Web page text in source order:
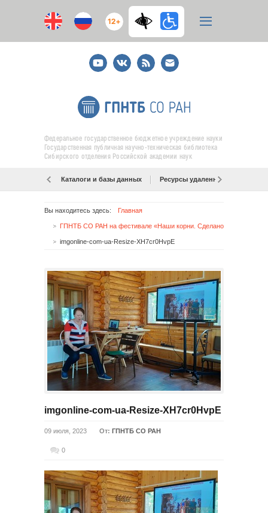
12+
YoutubeВКонтакте
RSS
E-
mail
подписка
Федеральное государственное бюджетное учреждение науки
Государственная публичная научно-техническая библиотека
Сибирского отделения Российской академии наук
Каталоги и базы данных Ресурсы удаленного доступа
Вы находитесь здесь: Главная
imgonline-com-ua-Resize-XH7cr0HvpE
imgonline-com-ua-Resize-XH7cr0HvpE
09 июля, 2023 От: ГПНТБ СО РАН
0